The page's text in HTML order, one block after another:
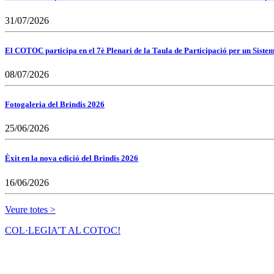
31/07/2026
El COTOC participa en el 7è Plenari de la Taula de Participació per un
08/07/2026
Fotogaleria del Brindis 2026
25/06/2026
Èxit en la nova edició del Brindis 2026
16/06/2026
Veure totes >
COL·LEGIA’T AL COTOC!